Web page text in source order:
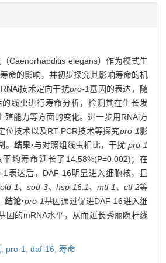
Caenorhabditis elegans）作为模式生
命的影响，并初步探究其影响寿命的机
技术定向干扰pro-1基因的表达，随
线虫进行寿命分析，检测其在生长发
殖能力等方面的变化。进一步用RNAi方
位技术以及RT-PCR技术等探究pro-1影
结果·与对照组线虫相比，干扰pro-1
均寿命延长了14.58%(P=0.002)；在
表达后，DAF-16明显进入细胞核，且
old-1、sod-3、hsp-16.1、mtl-1、ctl-2等
结论·pro-1基因通过促进DAF-16进入细
因的mRNA水平，从而延长秀丽隐杆线
pro-1, daf-16, 寿命